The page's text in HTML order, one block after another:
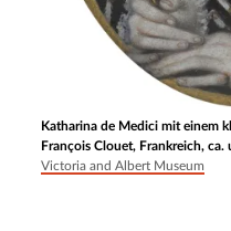
Katharina de Medici mit einem
François Clouet, Frankreich, ca.
Victoria and Albert Museum